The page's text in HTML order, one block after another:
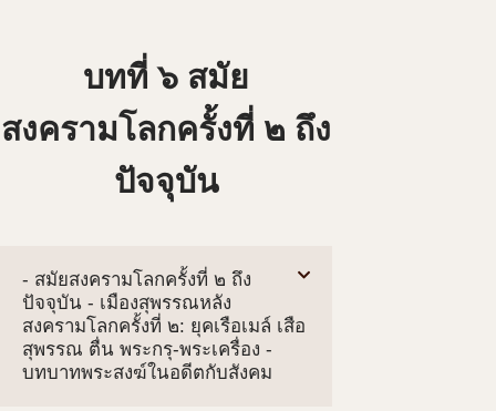
บทที่ ๖ สมัย
สงครามโลกครั้งที่ ๒ ถึง
ปัจจุบัน
- สมัยสงครามโลกครั้งที่ ๒ ถึง
ปัจจุบัน - เมืองสุพรรณหลัง
สงครามโลกครั้งที่ ๒: ยุคเรือเมล์ เสือ
สุพรรณ ตื่น พระกรุ-พระเครื่อง -
บทบาทพระสงฆ์ในอดีตกับสังคม